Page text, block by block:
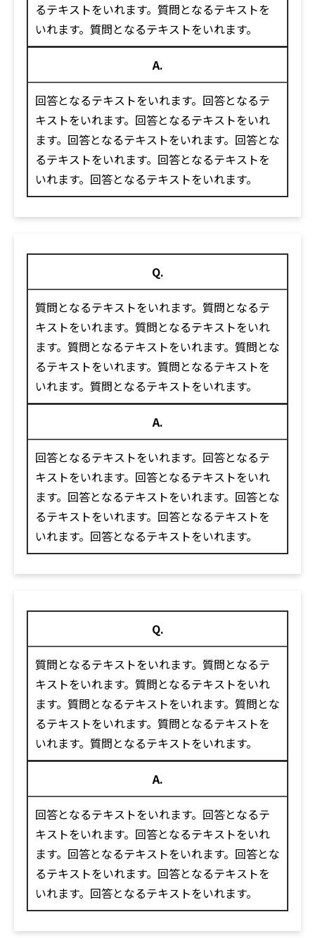
るテキストをいれます。質問となるテキストを
いれます。質問となるテキストをいれます。
A.
回答となるテキストをいれます。回答となるテ
キストをいれます。回答となるテキストをいれ
ます。回答となるテキストをいれます。回答とな
るテキストをいれます。回答となるテキストを
いれます。回答となるテキストをいれます。
Q.
質問となるテキストをいれます。質問となるテ
キストをいれます。質問となるテキストをいれ
ます。質問となるテキストをいれます。質問とな
るテキストをいれます。質問となるテキストを
いれます。質問となるテキストをいれます。
A.
回答となるテキストをいれます。回答となるテ
キストをいれます。回答となるテキストをいれ
ます。回答となるテキストをいれます。回答とな
るテキストをいれます。回答となるテキストを
いれます。回答となるテキストをいれます。
Q.
質問となるテキストをいれます。質問となるテ
キストをいれます。質問となるテキストをいれ
ます。質問となるテキストをいれます。質問とな
るテキストをいれます。質問となるテキストを
いれます。質問となるテキストをいれます。
A.
回答となるテキストをいれます。回答となるテ
キストをいれます。回答となるテキストをいれ
ます。回答となるテキストをいれます。回答とな
るテキストをいれます。回答となるテキストを
いれます。回答となるテキストをいれます。